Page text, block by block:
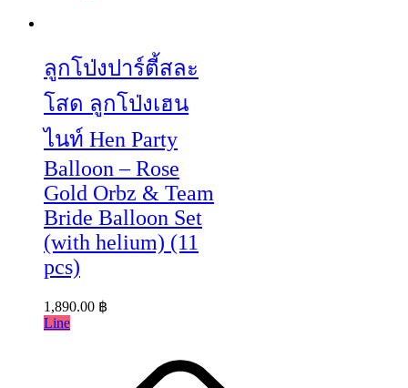
ลูกโป่งปาร์ตี้สละ
โสด ลูกโป่งเฮน
ไนท์ Hen Party
Balloon – Rose
Gold Orbz & Team
Bride Balloon Set
(with helium) (11
pcs)
1,890.00 ฿
Line